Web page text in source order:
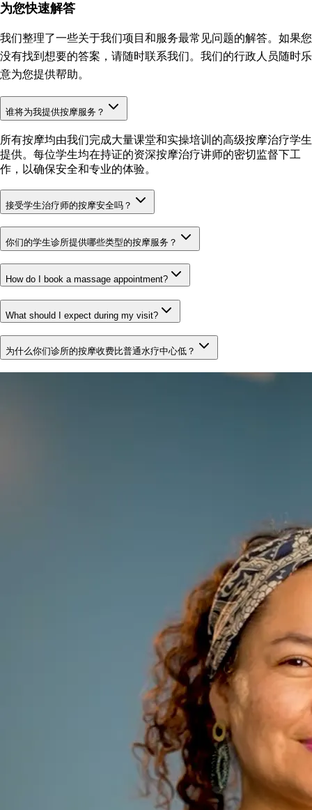
为您快速解答
我们整理了一些关于我们项目和服务最常见问题的解答。如果您
没有找到想要的答案，请随时联系我们。我们的行政人员随时乐
意为您提供帮助。
谁将为我提供按摩服务？
所有按摩均由我们完成大量课堂和实操培训的高级按摩治疗学生
提供。每位学生均在持证的资深按摩治疗讲师的密切监督下工
作，以确保安全和专业的体验。
接受学生治疗师的按摩安全吗？
你们的学生诊所提供哪些类型的按摩服务？
How do I book a massage appointment?
What should I expect during my visit?
为什么你们诊所的按摩收费比普通水疗中心低？